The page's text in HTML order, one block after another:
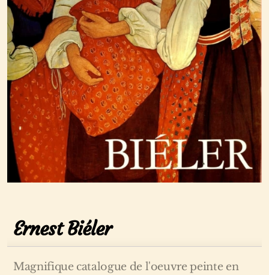
Ernest Biéler
Magnifique catalogue de l'oeuvre peinte en